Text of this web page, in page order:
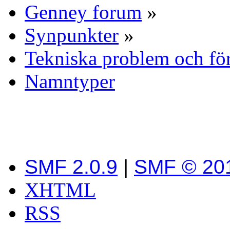
Genney forum »
Synpunkter »
Tekniska problem och
Namntyper
SMF 2.0.9 | SMF ©
XHTML
RSS